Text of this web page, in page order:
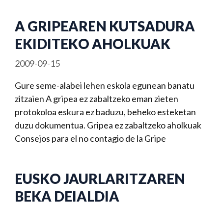
A GRIPEAREN KUTSADURA
EKIDITEKO AHOLKUAK
2009-09-15
Gure seme-alabei lehen eskola egunean banatu
zitzaien A gripea ez zabaltzeko eman zieten
protokoloa eskura ez baduzu, beheko esteketan
duzu dokumentua. Gripea ez zabaltzeko aholkuak
Consejos para el no contagio de la Gripe
EUSKO JAURLARITZAREN
BEKA DEIALDIA